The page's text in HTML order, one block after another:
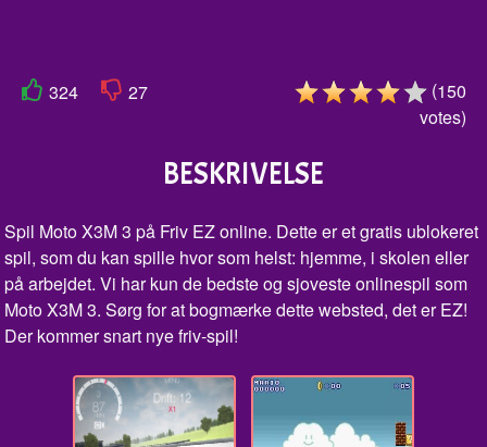
324 27 (150
votes)
BESKRIVELSE
Spil Moto X3M 3 på Friv EZ online. Dette er et gratis ublokeret
spil, som du kan spille hvor som helst: hjemme, i skolen eller
på arbejdet. Vi har kun de bedste og sjoveste onlinespil som
Moto X3M 3. Sørg for at bogmærke dette websted, det er EZ!
Der kommer snart nye friv-spil!